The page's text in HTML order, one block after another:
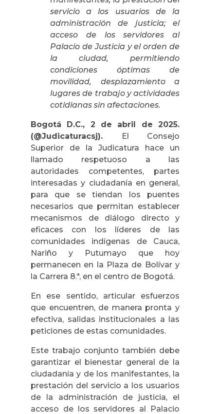
servicio a los usuarios de la
administración de justicia; el
acceso de los servidores al
Palacio de Justicia y el orden de
la ciudad, permitiendo
condiciones óptimas de
movilidad, desplazamiento a
lugares de trabajo y actividades
cotidianas sin afectaciones.
Bogotá D.C., 2 de abril de 2025.
(@Judicaturacsj).
El Consejo
Superior de la Judicatura hace un
llamado respetuoso a las
autoridades competentes, partes
interesadas y ciudadanía en general,
para que se tiendan los puentes
necesarios que permitan establecer
mecanismos de diálogo directo y
eficaces con los líderes de las
comunidades indígenas de Cauca,
Nariño y Putumayo que hoy
permanecen en la Plaza de Bolívar y
la Carrera 8.ª, en el centro de Bogotá.
En ese sentido, articular esfuerzos
que encuentren, de manera pronta y
efectiva, salidas institucionales a las
peticiones de estas comunidades.
Este trabajo conjunto también debe
garantizar el bienestar general de la
ciudadanía y de los manifestantes, la
prestación del servicio a los usuarios
de la administración de justicia, el
acceso de los servidores al Palacio